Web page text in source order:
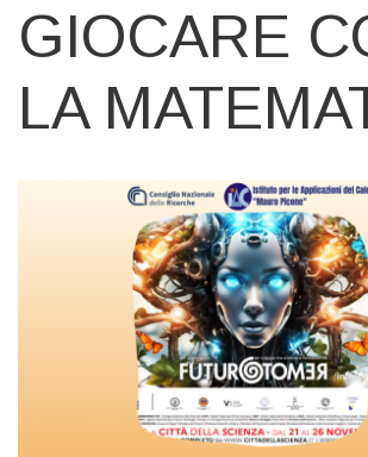
GIOCARE
LA